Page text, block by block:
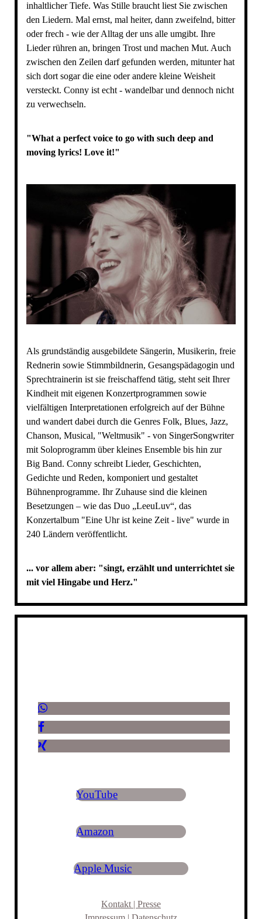
inhaltlicher Tiefe. Was Stille braucht liest Sie zwischen
den Liedern. Mal ernst, mal heiter, dann zweifelnd, bitter
oder frech - wie der Alltag der uns alle umgibt. Ihre
Lieder rühren an, bringen Trost und machen Mut. Auch
zwischen den Zeilen darf gefunden werden, mitunter hat
sich dort sogar die eine oder andere kleine Weisheit
versteckt. Conny ist echt - wandelbar und dennoch nicht
zu verwechseln.
"What a perfect voice to go with such deep and
moving lyrics! Love it!"
Als grundständig ausgebildete Sängerin, Musikerin, freie
Rednerin sowie Stimmbildnerin, Gesangspädagogin und
Sprechtrainerin ist sie freischaffend tätig, steht seit Ihrer
Kindheit mit eigenen Konzertprogrammen sowie
vielfältigen Interpretationen erfolgreich auf der Bühne
und wandert dabei durch die Genres Folk, Blues, Jazz,
Chanson, Musical, "Weltmusik" - von SingerSongwriter
mit Soloprogramm über kleines Ensemble bis hin zur
Big Band. Conny schreibt Lieder, Geschichten,
Gedichte und Reden, komponiert und gestaltet
Bühnenprogramme. Ihr Zuhause sind die kleinen
Besetzungen – wie das Duo „LeeuLuv“, das
Konzertalbum "Eine Uhr ist keine Zeit - live" wurde in
240 Ländern veröffentlicht.
... vor allem aber: "singt, erzählt und unterrichtet sie
mit viel Hingabe und Herz."
YouTube
Amazon
Apple Music
Kontakt | Presse